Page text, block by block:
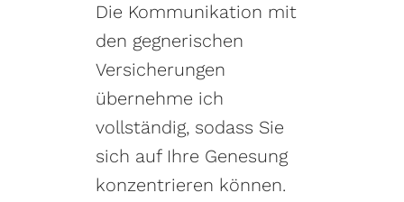
Die Kommunikation mit
den gegnerischen
Versicherungen
übernehme ich
vollständig, sodass Sie
sich auf Ihre Genesung
konzentrieren können.